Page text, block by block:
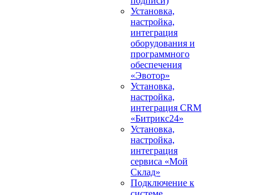
Установка,
настройка,
интеграция
оборудования и
программного
обеспечения
«Эвотор»
Установка,
настройка,
интеграция CRM
«Битрикс24»
Установка,
настройка,
интеграция
сервиса «Мой
Склад»
Подключение к